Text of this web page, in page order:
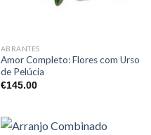
ABRANTES
Amor Completo: Flores com Urso
de Pelúcia
€145.00